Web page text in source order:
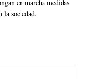
en marcha medidas
la sociedad.